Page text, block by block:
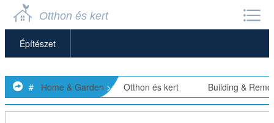
Otthon és kert
Építészet
Épülettervezés
# Home & Garden >> Otthon és kert Building &